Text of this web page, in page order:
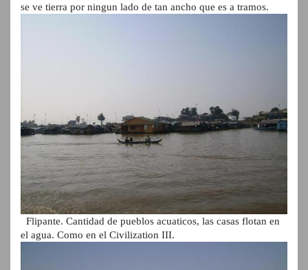
se ve tierra por ningun lado de tan ancho que es a tramos.
Flipante. Cantidad de pueblos acuaticos, las casas flotan en
el agua. Como en el Civilization III.